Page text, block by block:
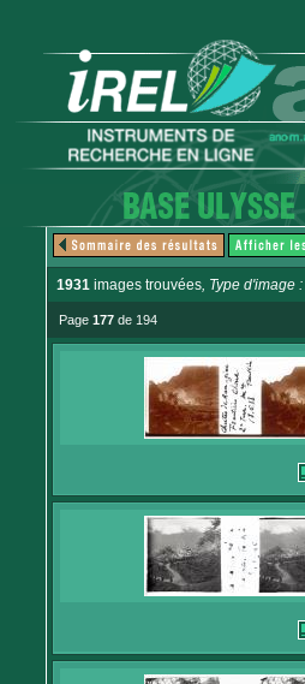
1931 images trouvées, Type d'image :
Page 177 de 194